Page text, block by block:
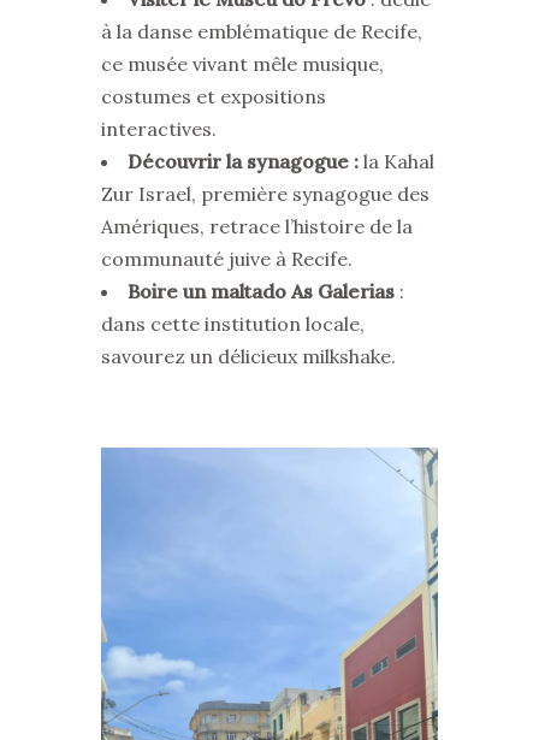
à la danse emblématique de Recife,
ce musée vivant mêle musique,
costumes et expositions
interactives.
Découvrir la synagogue : la Kahal
Zur Israel, première synagogue des
Amériques, retrace l’histoire de la
communauté juive à Recife.
Boire un maltado As Galerias :
dans cette institution locale,
savourez un délicieux milkshake.